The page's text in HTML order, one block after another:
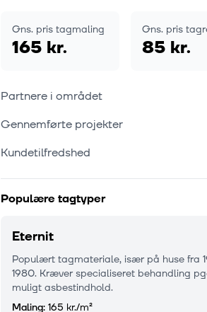
Gns. pris tagmaling
165 kr.
Gns. pris
85 kr.
Partnere i området
Gennemførte projekter
Kundetilfredshed
Populære tagtyper
Eternit
Populært tagmateriale, især på huse fra
1980. Kræver specialiseret behandling
muligt asbestindhold.
Maling: 165 kr./m²